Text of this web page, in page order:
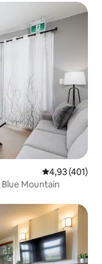
Note
4,93 (401)
Mountain
aimés